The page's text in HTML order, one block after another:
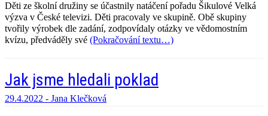
Děti ze školní družiny se účastnily natáčení pořadu Šikulové Velká
výzva v České televizi. Děti pracovaly ve skupině. Obě skupiny
tvořily výrobek dle zadání, zodpovídaly otázky ve vědomostním
kvízu, předváděly své (Pokračování textu…)
Jak jsme hledali poklad
29.4.2022 - Jana Klečková